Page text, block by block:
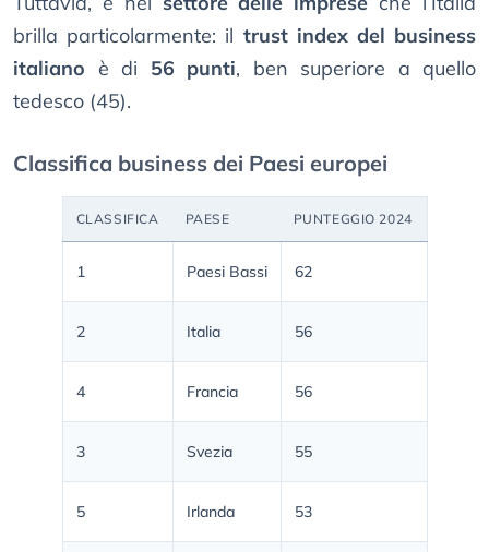
brilla particolarmente: il trust index del business
italiano è di 56 punti, ben superiore a quello
tedesco (45).
Classifica business dei Paesi europei
CLASSIFICA PAESE PUNTEGGIO 2024
1 Paesi Bassi 62
2 Italia 56
4 Francia 56
3 Svezia 55
5 Irlanda 53